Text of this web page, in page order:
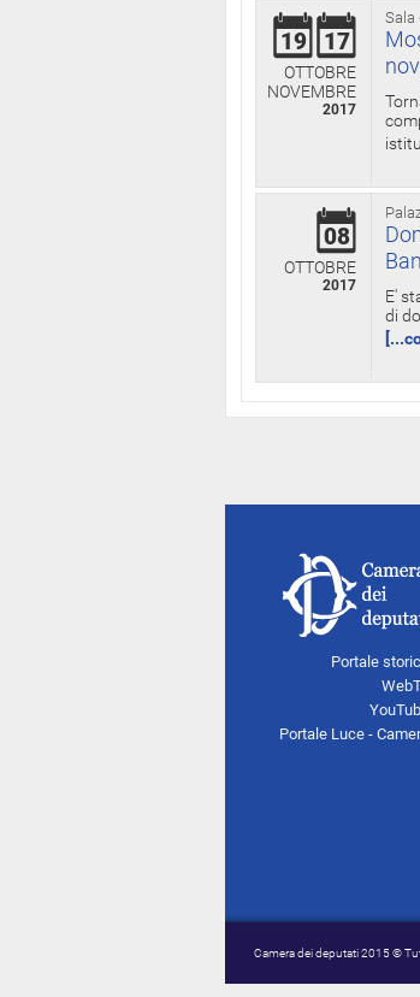
Sala
19 17
OTTOBRE
NOVEMBRE
2017
08
OTTOBRE
2017
E'
di
Portale
Portale Luce -
Camera dei deputati 2015 ©